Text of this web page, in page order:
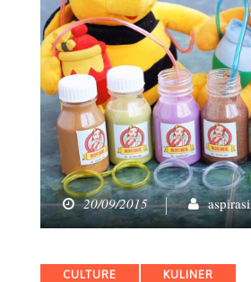
20/09/2015 aspirasi
Categories
CULTURE KULINER